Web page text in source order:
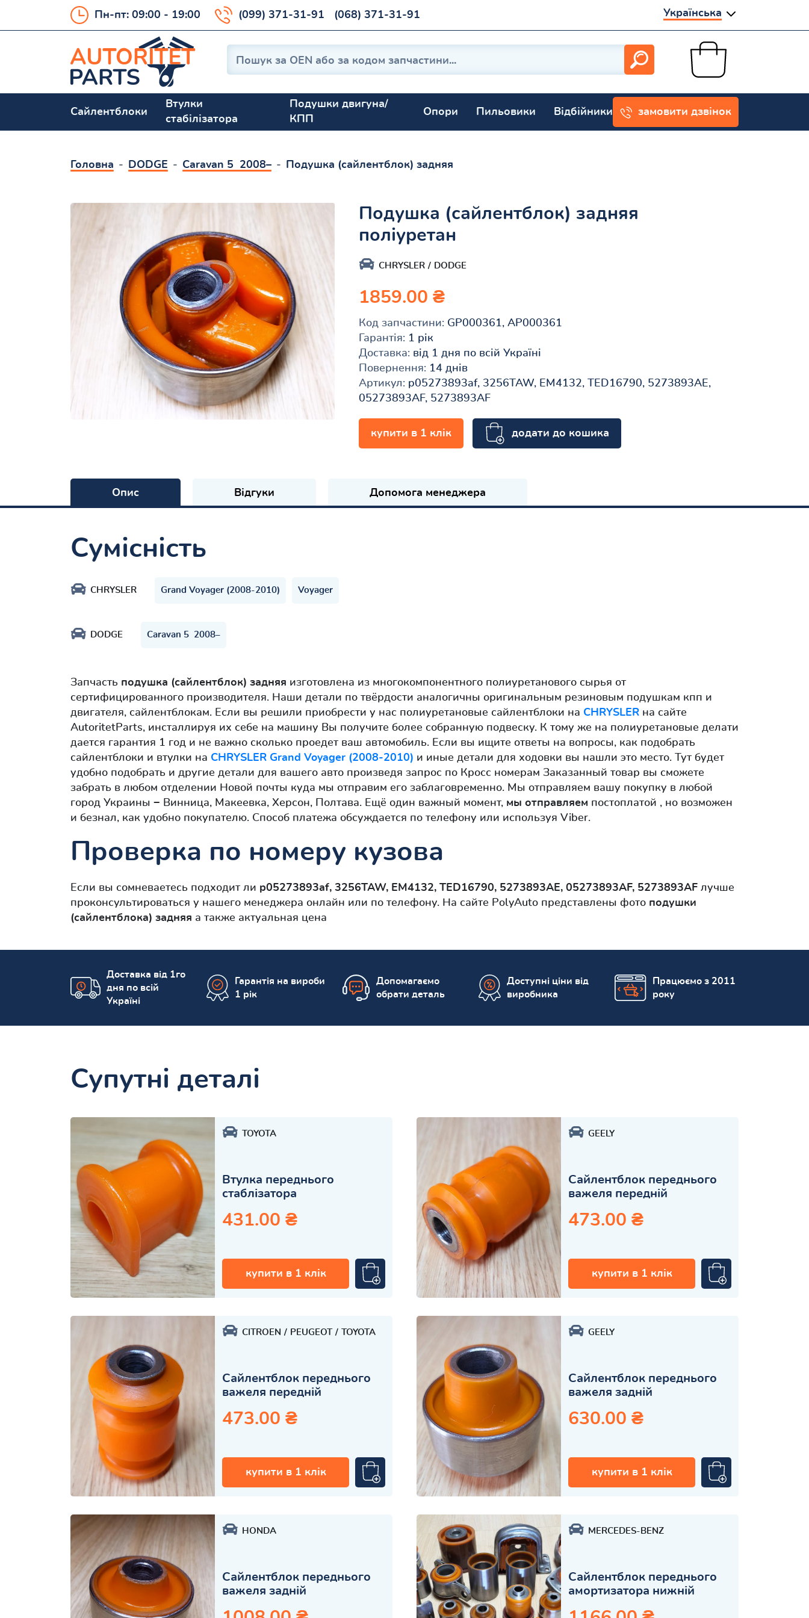
Пн-пт: 09:00 - 19:00 (099) 371-31-91 (068) 371-31-91 Українська
Сайлентблоки
Втулки
стабілізатора
Подушки двигуна/
КПП
Опори Пильовики Відбійники замовити дзвінок
Головна DODGE Caravan 5 2008– Подушка (сайлентблок) задняя
Подушка (сайлентблок) задняя
поліуретан
CHRYSLER DODGE
1859.00 ₴
Код запчастини: GP000361, AP000361
Гарантія: 1 рік
Доставка: від 1 дня по всій Україні
Повернення: 14 днів
Артикул: p05273893af, 3256TAW, EM4132, TED16790, 5273893AE,
05273893AF, 5273893AF
купити в 1 клік додати до кошика
Опис Відгуки Допомога менеджера
Сумісність
CHRYSLER Grand Voyager (2008-2010) Voyager
DODGE Caravan 5 2008–
Запчасть подушка (сайлентблок) задняя изготовлена из многокомпонентного полиуретанового сырья от
сертифицированного производителя. Наши детали по твёрдости аналогичны оригинальным резиновым подушкам кпп и
двигателя, сайлентблокам. Если вы решили приобрести у нас полиуретановые сайлентблоки на CHRYSLER на сайте
AutoritetParts, инсталлируя их себе на машину Вы получите более собранную подвеску. К тому же на полиуретановые делати
дается гарантия 1 год и не важно сколько проедет ваш автомобиль. Если вы ищите ответы на вопросы, как подобрать
сайлентблоки и втулки на CHRYSLER Grand Voyager (2008-2010) и иные детали для ходовки вы нашли это место. Тут будет
удобно подобрать и другие детали для вашего авто произведя запрос по Кросс номерам Заказанный товар вы сможете
забрать в любом отделении Новой почты куда мы отправим его заблаговременно. Мы отправляем вашу покупку в любой
город Украины − Винница, Макеевка, Херсон, Полтава. Ещё один важный момент, мы отправляем постоплатой , но возможен
и безнал, как удобно покупателю. Способ платежа обсуждается по телефону или используя Viber.
Проверка по номеру кузова
Если вы сомневаетесь подходит ли p05273893af, 3256TAW, EM4132, TED16790, 5273893AE, 05273893AF, 5273893AF лучше
проконсультироваться у нашего менеджера онлайн или по телефону. На сайте PolyAuto представлены фото подушки
(сайлентблокa) задняя а также актуальная цена
Доставка від 1го
дня по всій
Україні
Гарантія на вироби
1 рік
Допомагаємо
обрати деталь
Доступні ціни від
виробника
Працюємо з 2011
року
Супутні деталі
TOYOTA
Втулка переднього
стаблізатора
431.00 ₴
купити в 1 клік
GEELY
Сайлентблок переднього
важеля передній
473.00 ₴
купити в 1 клік
CITROEN PEUGEOT TOYOTA
Сайлентблок переднього
важеля передній
473.00 ₴
купити в 1 клік
GEELY
Сайлентблок переднього
важеля задній
630.00 ₴
купити в 1 клік
HONDA
Сайлентблок переднього
важеля задній
MERCEDES-BENZ
Сайлентблок переднього
амортизатора нижній